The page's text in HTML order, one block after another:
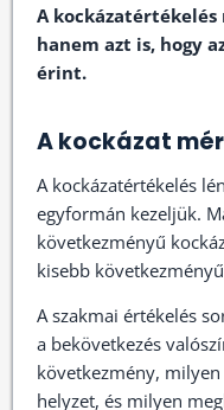
A kockázatértékelés
hanem azt is, hogy
érint.
A kockázat
A kockázatértékelés
egyformán kezeljük.
következményű
kisebb
A szakmai értékelés
a bekövetkezés
következmény,
helyzet, és milyen